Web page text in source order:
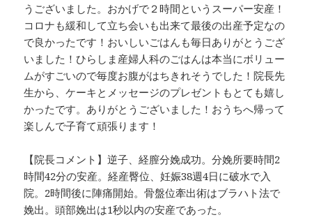
うございました。おかげで２時間というスーパー安産！
コロナも緩和して立ち会いも出来て最後の出産予定なの
で良かったです！おいしいごはんも毎日ありがとうござ
いました！ひらしま産婦人科のごはんは本当にボリュー
ムがすごいので毎度お腹がはちきれそうでした！院長先
生から、ケーキとメッセージのプレゼントもとても嬉し
かったです。ありがとうございました！おうちへ帰って
楽しんで子育て頑張ります！
【院長コメント】逆子、経膣分娩成功。分娩所要時間2
時間42分の安産。経産臀位、妊娠38週4日に破水で入
院。2時間後に陣痛開始。骨盤位牽出術はブラハト法で
娩出。頭部娩出は1秒以内の安産であった。